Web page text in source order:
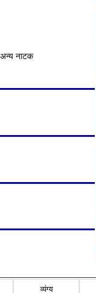
नाटक
व्यंग्य